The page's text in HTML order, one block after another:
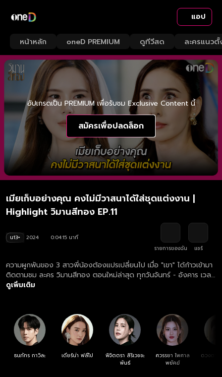
แอป
หน้าหลัก oneD PREMIUM ดูทีวีสด ละครแนวตั้
อัปเกรดเป็น PREMIUM เพื่อรับชม Exclusive Content นี้
สมัครเพื่อปลดล็อก
เมียเก็บอย่างคุณ คงไม่มีวาสนาได้ใส่ชุดแต่งงาน |
Highlight วิมานสีทอง EP.11
น13+ 2024
0:04:15 นาที
รายการของฉัน
แชร์
ความผูกพันของ 3 สาวพี่น้องต้องแปรเปลี่ยนไป เมื่อ "เขา" ได้ก้าวเข้ามา
ติดตามชม ละคร วิมานสีทอง ตอนใหม่ล่าสุด ทุกวันจันทร์ - อังคาร เวลา
20:30 น. ทางช่องวัน 31 ดูย้อนหลัง ละคร วิมานสีทอง ครบทุกตอน
ดูเพิ่มเติม
ธนภัทร กาวิละ เดียร์น่า ฟลีโป
พิจิตตรา สิริเวชชะ
พันธ์
ศวรรยา ไพศาล
พยัคฆ์
ดวงตา